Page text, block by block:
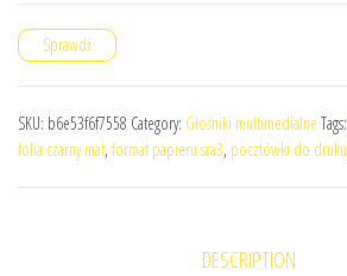
Sprawdź
SKU: b6e53f6f7558 Category: Głośniki multimedialne Tags:
folia czarny mat, format papieru sra3, pocztówki do druku
DESCRIPTION